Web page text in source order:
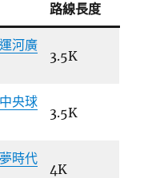
路線長度
河廣
3.5K
央球
3.5K
時代
4K